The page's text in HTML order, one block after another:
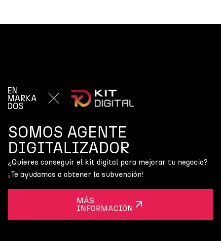
SOMOS AGENTE
DIGITALIZADOR
¿Quieres conseguir el kit digital para mejorar tu negocio?
¡Te ayudamos a obtener la subvención!
MÁS
INFORMACIÓN